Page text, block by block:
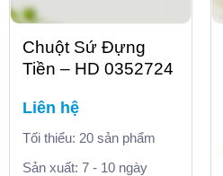
Chuột Sứ Đựng
Tiền – HD 0352724
Liên hệ
Tối thiểu: 20 sản phẩm
Sản xuất: 7 - 10 ngày